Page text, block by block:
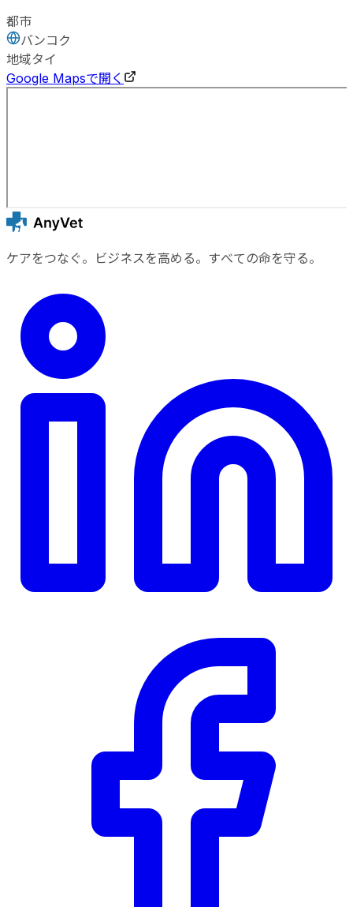
都市
バンコク
地域タイ
Google Mapsで開く
ケアをつなぐ。ビジネスを高める。すべての命を守る。